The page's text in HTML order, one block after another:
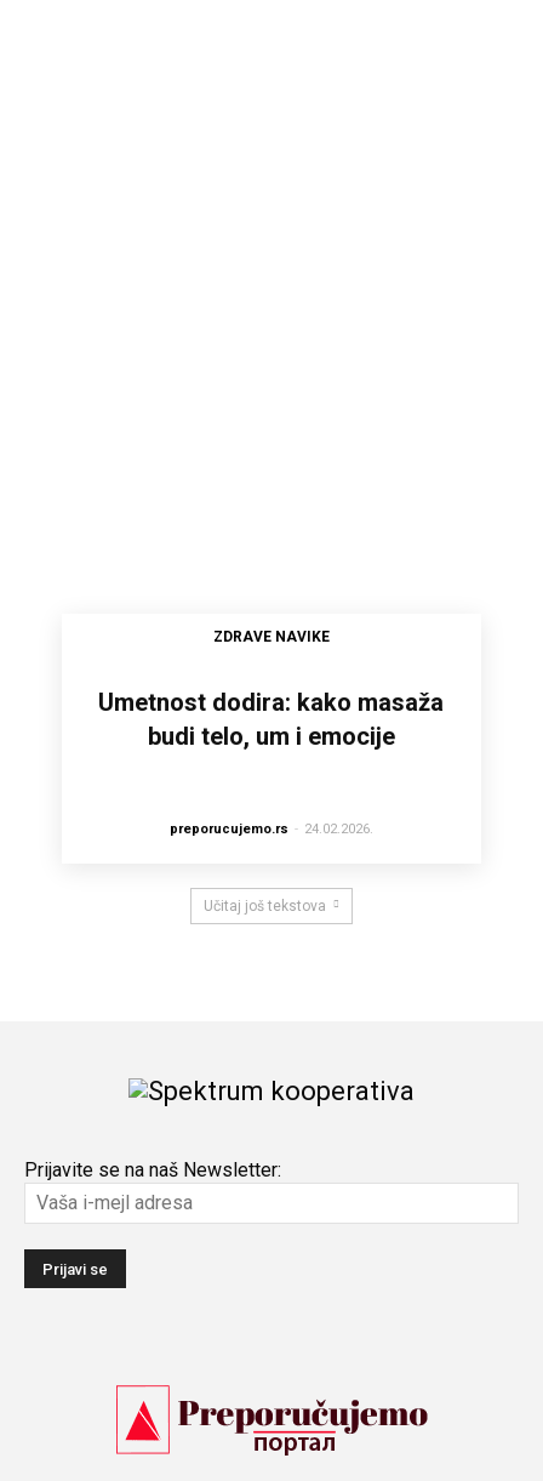
ZDRAVE NAVIKE
Umetnost dodira: kako masaža
budi telo, um i emocije
preporucujemo.rs - 24.02.2026.
Učitaj još tekstova
Prijavite se na naš Newsletter: